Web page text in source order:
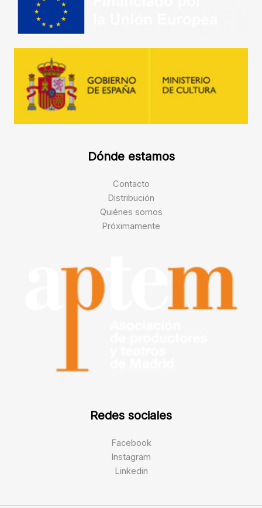
Dónde estamos
Contacto
Distribución
Quiénes somos
Próximamente
Redes sociales
Facebook
Instagram
Linkedin